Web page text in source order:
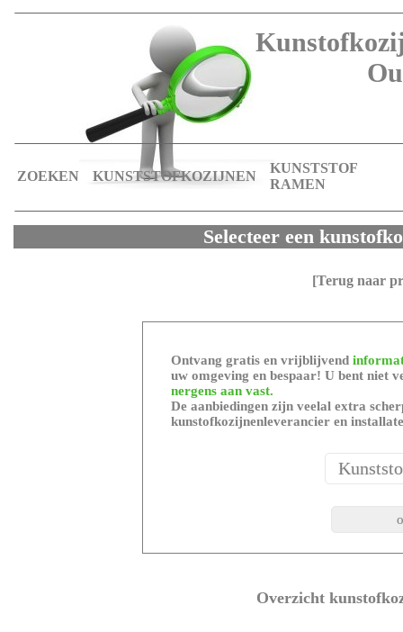
ZOEKEN KUNSTSTOFKOZIJNEN
KUNSTSTOF
RAMEN
Selecteer een
[Terug naar
Ontvang gratis en vrijblijvend
uw omgeving en bespaar! U bent niet
nergens aan vast.
De aanbiedingen zijn veelal extra
kunstofkozijnenleverancier en
Overzicht